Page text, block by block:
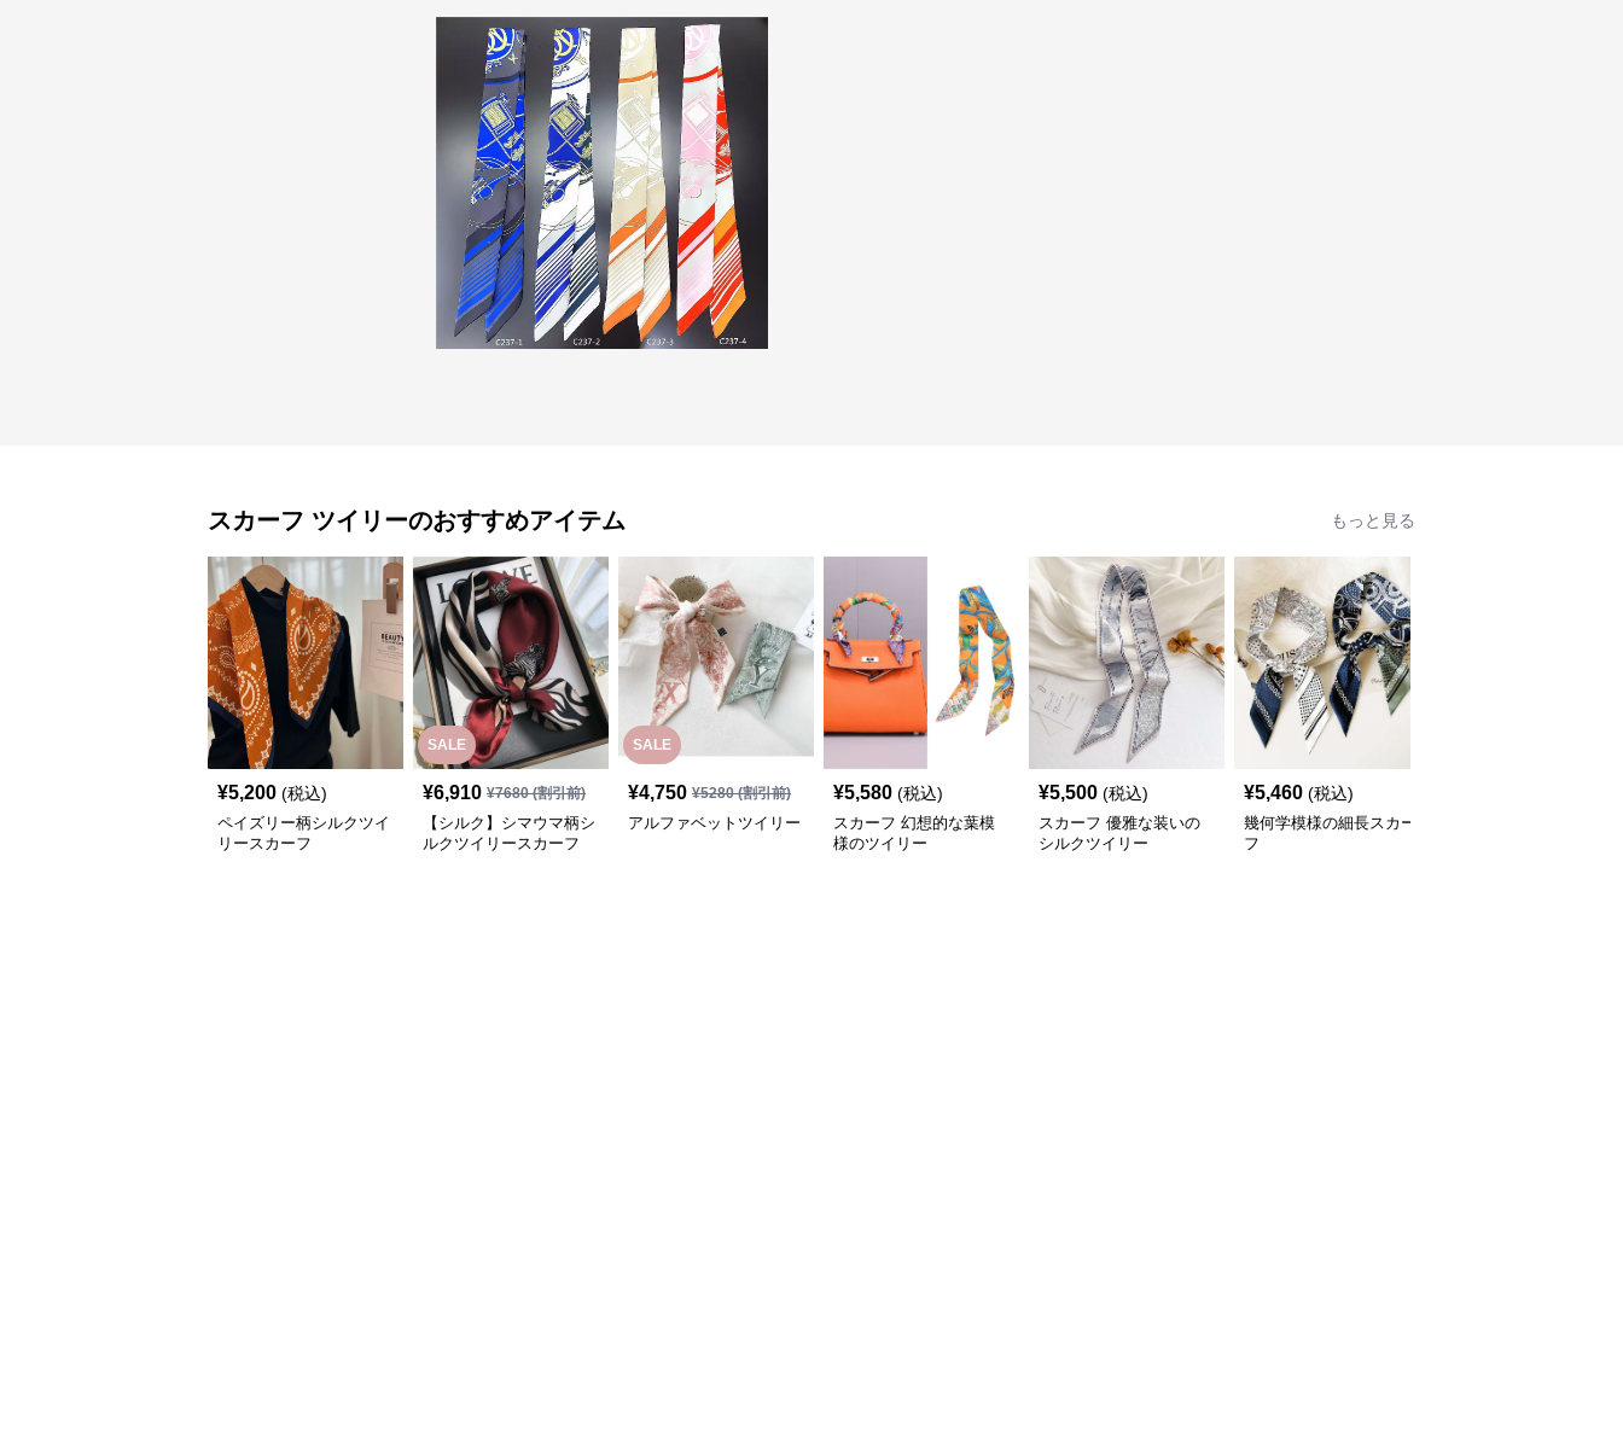
スカーフ ツイリーのおすすめアイテム もっと見る
¥5,200 (税込)
ペイズリー柄シルクツイ
リースカーフ
SALE
¥6,910 ¥7680(割引前)
【シルク】シマウマ柄シ
ルクツイリースカーフ
SALE
¥4,750 ¥5280(割引前)
アルファベットツイリー
¥5,580 (税込)
スカーフ 幻想的な葉模
様のツイリー
¥5,500 (税込)
スカーフ 優雅な装いの
シルクツイリー
¥5,460 (税込)
幾何学模様の細長スカー
フ